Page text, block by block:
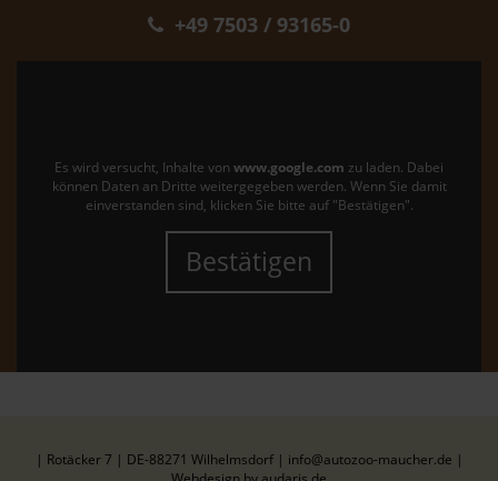
+49 7503 / 93165-0
Es wird versucht, Inhalte von www.google.com zu laden. Dabei
können Daten an Dritte weitergegeben werden. Wenn Sie damit
einverstanden sind, klicken Sie bitte auf "Bestätigen".
Bestätigen
| Rotäcker 7 | DE-88271 Wilhelmsdorf | info@autozoo-maucher.de |